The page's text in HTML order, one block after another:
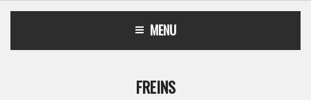
MENU
FREINS